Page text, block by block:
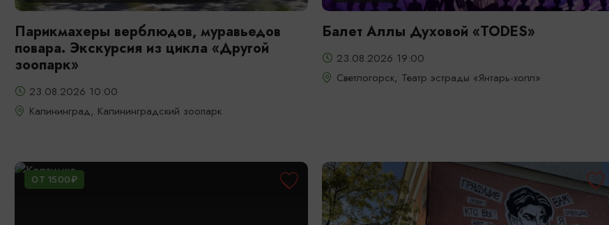
Парикмахеры верблюдов, муравьедов
повара. Экскурсия из цикла «Другой
зоопарк»
23.08.2026 10:00
Калининград, Калининградский зоопарк
Балет Аллы Духовой «TODES»
23.08.2026 19:00
Светлогорск, Театр эстрады «Янтарь-холл»
ОТ 1500₽